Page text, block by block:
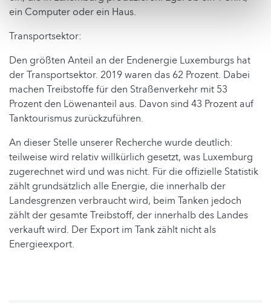
ein Computer oder ein Haus.
Transportsektor:
Den größten Anteil an der Endenergie Luxemburgs hat
der Transportsektor. 2019 waren das 62 Prozent. Dabei
machen Treibstoffe für den Straßenverkehr mit 53
Prozent den Löwenanteil aus. Davon sind 43 Prozent auf
Tanktourismus zurückzuführen.
An dieser Stelle unserer Recherche wurde deutlich:
teilweise wird relativ willkürlich gesetzt, was Luxemburg
zugerechnet wird und was nicht. Für die offizielle Statistik
zählt grundsätzlich alle Energie, die innerhalb der
Landesgrenzen verbraucht wird, beim Tanken jedoch
zählt der gesamte Treibstoff, der innerhalb des Landes
verkauft wird. Der Export im Tank zählt nicht als
Energieexport.